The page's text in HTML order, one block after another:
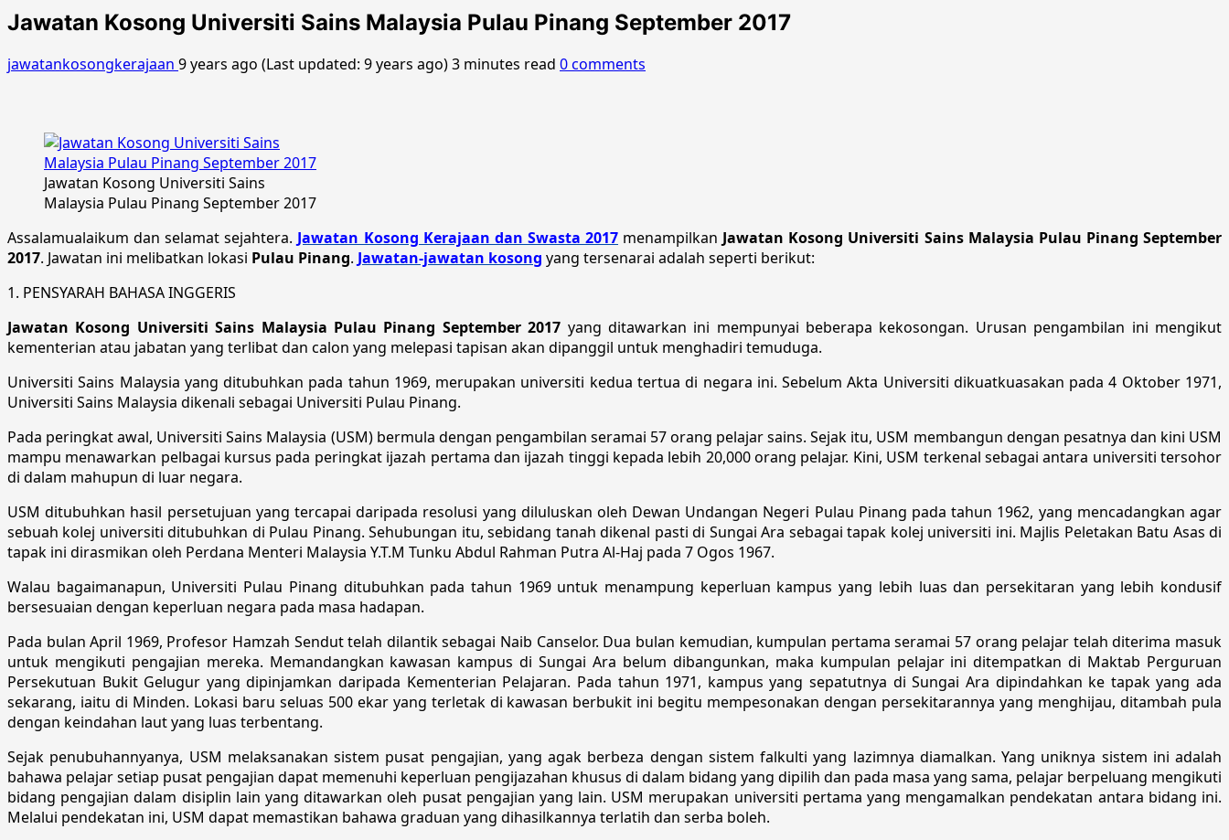
Jawatan Kosong Universiti Sains Malaysia Pulau Pinang September 2017
jawatankosongkerajaan 9 years ago (Last updated: 9 years ago)3 minutes read 0 comments
Jawatan Kosong Universiti Sains
Malaysia Pulau Pinang September 2017
Assalamualaikum dan selamat sejahtera. Jawatan Kosong Kerajaan dan Swasta 2017 menampilkan Jawatan Kosong Universiti Sains Malaysia Pulau Pinang September
2017. Jawatan ini melibatkan lokasi Pulau Pinang. Jawatan-jawatan kosong yang tersenarai adalah seperti berikut:
1. PENSYARAH BAHASA INGGERIS
Jawatan Kosong Universiti Sains Malaysia Pulau Pinang September 2017 yang ditawarkan ini mempunyai beberapa kekosongan. Urusan pengambilan ini mengikut
kementerian atau jabatan yang terlibat dan calon yang melepasi tapisan akan dipanggil untuk menghadiri temuduga.
Universiti Sains Malaysia yang ditubuhkan pada tahun 1969, merupakan universiti kedua tertua di negara ini. Sebelum Akta Universiti dikuatkuasakan pada 4 Oktober 1971,
Universiti Sains Malaysia dikenali sebagai Universiti Pulau Pinang.
Pada peringkat awal, Universiti Sains Malaysia (USM) bermula dengan pengambilan seramai 57 orang pelajar sains. Sejak itu, USM membangun dengan pesatnya dan kini USM
mampu menawarkan pelbagai kursus pada peringkat ijazah pertama dan ijazah tinggi kepada lebih 20,000 orang pelajar. Kini, USM terkenal sebagai antara universiti tersohor
di dalam mahupun di luar negara.
USM ditubuhkan hasil persetujuan yang tercapai daripada resolusi yang diluluskan oleh Dewan Undangan Negeri Pulau Pinang pada tahun 1962, yang mencadangkan agar
sebuah kolej universiti ditubuhkan di Pulau Pinang. Sehubungan itu, sebidang tanah dikenal pasti di Sungai Ara sebagai tapak kolej universiti ini. Majlis Peletakan Batu Asas di
tapak ini dirasmikan oleh Perdana Menteri Malaysia Y.T.M Tunku Abdul Rahman Putra Al-Haj pada 7 Ogos 1967.
Walau bagaimanapun, Universiti Pulau Pinang ditubuhkan pada tahun 1969 untuk menampung keperluan kampus yang lebih luas dan persekitaran yang lebih kondusif
bersesuaian dengan keperluan negara pada masa hadapan.
Pada bulan April 1969, Profesor Hamzah Sendut telah dilantik sebagai Naib Canselor. Dua bulan kemudian, kumpulan pertama seramai 57 orang pelajar telah diterima masuk
untuk mengikuti pengajian mereka. Memandangkan kawasan kampus di Sungai Ara belum dibangunkan, maka kumpulan pelajar ini ditempatkan di Maktab Perguruan
Persekutuan Bukit Gelugur yang dipinjamkan daripada Kementerian Pelajaran. Pada tahun 1971, kampus yang sepatutnya di Sungai Ara dipindahkan ke tapak yang ada
sekarang, iaitu di Minden. Lokasi baru seluas 500 ekar yang terletak di kawasan berbukit ini begitu mempesonakan dengan persekitarannya yang menghijau, ditambah pula
dengan keindahan laut yang luas terbentang.
Sejak penubuhannyanya, USM melaksanakan sistem pusat pengajian, yang agak berbeza dengan sistem falkulti yang lazimnya diamalkan. Yang uniknya sistem ini adalah
bahawa pelajar setiap pusat pengajian dapat memenuhi keperluan pengijazahan khusus di dalam bidang yang dipilih dan pada masa yang sama, pelajar berpeluang mengikuti
bidang pengajian dalam disiplin lain yang ditawarkan oleh pusat pengajian yang lain. USM merupakan universiti pertama yang mengamalkan pendekatan antara bidang ini.
Melalui pendekatan ini, USM dapat memastikan bahawa graduan yang dihasilkannya terlatih dan serba boleh.